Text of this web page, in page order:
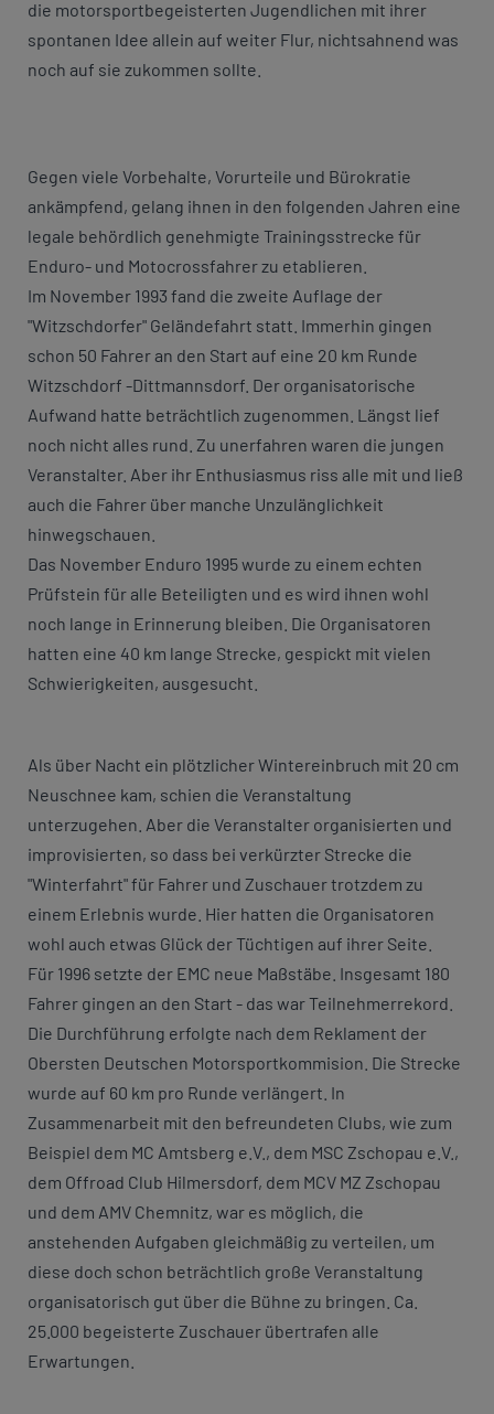
die motorsportbegeisterten Jugendlichen mit ihrer
spontanen Idee allein auf weiter Flur, nichtsahnend was
noch auf sie zukommen sollte.
Gegen viele Vorbehalte, Vorurteile und Bürokratie
ankämpfend, gelang ihnen in den folgenden Jahren eine
legale behördlich genehmigte Trainingsstrecke für
Enduro- und Motocrossfahrer zu etablieren.
Im November 1993 fand die zweite Auflage der
"Witzschdorfer" Geländefahrt statt. Immerhin gingen
schon 50 Fahrer an den Start auf eine 20 km Runde
Witzschdorf -Dittmannsdorf. Der organisatorische
Aufwand hatte beträchtlich zugenommen. Längst lief
noch nicht alles rund. Zu unerfahren waren die jungen
Veranstalter. Aber ihr Enthusiasmus riss alle mit und ließ
auch die Fahrer über manche Unzulänglichkeit
hinwegschauen.
Das November Enduro 1995 wurde zu einem echten
Prüfstein für alle Beteiligten und es wird ihnen wohl
noch lange in Erinnerung bleiben. Die Organisatoren
hatten eine 40 km lange Strecke, gespickt mit vielen
Schwierigkeiten, ausgesucht.
Als über Nacht ein plötzlicher Wintereinbruch mit 20 cm
Neuschnee kam, schien die Veranstaltung
unterzugehen. Aber die Veranstalter organisierten und
improvisierten, so dass bei verkürzter Strecke die
"Winterfahrt" für Fahrer und Zuschauer trotzdem zu
einem Erlebnis wurde. Hier hatten die Organisatoren
wohl auch etwas Glück der Tüchtigen auf ihrer Seite.
Für 1996 setzte der EMC neue Maßstäbe. Insgesamt 180
Fahrer gingen an den Start - das war Teilnehmerrekord.
Die Durchführung erfolgte nach dem Reklament der
Obersten Deutschen Motorsportkommision. Die Strecke
wurde auf 60 km pro Runde verlängert. In
Zusammenarbeit mit den befreundeten Clubs, wie zum
Beispiel dem MC Amtsberg e.V., dem MSC Zschopau e.V.,
dem Offroad Club Hilmersdorf, dem MCV MZ Zschopau
und dem AMV Chemnitz, war es möglich, die
anstehenden Aufgaben gleichmäßig zu verteilen, um
diese doch schon beträchtlich große Veranstaltung
organisatorisch gut über die Bühne zu bringen. Ca.
25.000 begeisterte Zuschauer übertrafen alle
Erwartungen.